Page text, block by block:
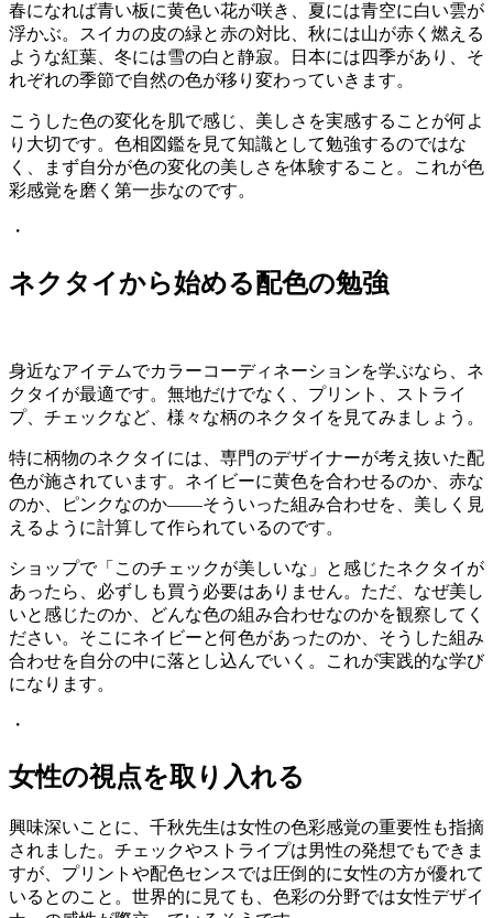
春になれば青い板に黄色い花が咲き、夏には青空に白い雲が
浮かぶ。スイカの皮の緑と赤の対比、秋には山が赤く燃える
ような紅葉、冬には雪の白と静寂。日本には四季があり、そ
れぞれの季節で自然の色が移り変わっていきます。
こうした色の変化を肌で感じ、美しさを実感することが何よ
り大切です。色相図鑑を見て知識として勉強するのではな
く、まず自分が色の変化の美しさを体験すること。これが色
彩感覚を磨く第一歩なのです。
・
ネクタイから始める配色の勉強
身近なアイテムでカラーコーディネーションを学ぶなら、ネ
クタイが最適です。無地だけでなく、プリント、ストライ
プ、チェックなど、様々な柄のネクタイを見てみましょう。
特に柄物のネクタイには、専門のデザイナーが考え抜いた配
色が施されています。ネイビーに黄色を合わせるのか、赤な
のか、ピンクなのか——そういった組み合わせを、美しく見
えるように計算して作られているのです。
ショップで「このチェックが美しいな」と感じたネクタイが
あったら、必ずしも買う必要はありません。ただ、なぜ美し
いと感じたのか、どんな色の組み合わせなのかを観察してく
ださい。そこにネイビーと何色があったのか、そうした組み
合わせを自分の中に落とし込んでいく。これが実践的な学び
になります。
・
女性の視点を取り入れる
興味深いことに、千秋先生は女性の色彩感覚の重要性も指摘
されました。チェックやストライプは男性の発想でもできま
すが、プリントや配色センスでは圧倒的に女性の方が優れて
いるとのこと。世界的に見ても、色彩の分野では女性デザイ